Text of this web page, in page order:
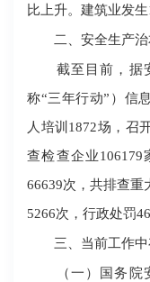
比上升。建筑业发
二、安全生产治
截至目前，据安
称“三年行动”）信
人培训1872场，召
查检查企业
66639次，共排查重
5266次，行政处罚
三、当前工作中
（一）国务院安